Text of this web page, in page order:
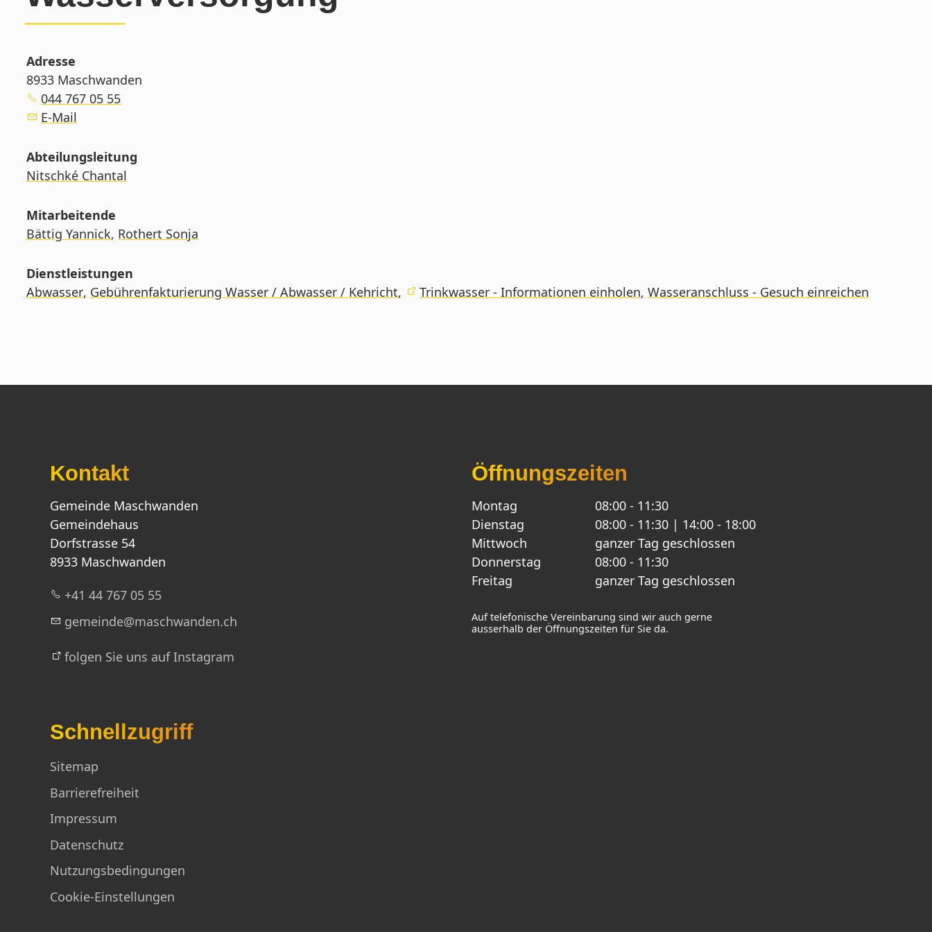
Adresse
8933 Maschwanden
044 767 05 55
E-Mail
Abteilungsleitung
Nitschké Chantal
Mitarbeitende
Bättig Yannick, Rothert Sonja
Dienstleistungen
Abwasser, Gebührenfakturierung Wasser / Abwasser / Kehricht, Trinkwasser - Informationen einholen, Wasseranschluss - Gesuch einreichen
Kontakt
Gemeinde Maschwanden
Gemeindehaus
Dorfstrasse 54
8933 Maschwanden
+41 44 767 05 55
g m nd m schw nd n ch
folgen Sie uns auf Instagram
Öffnungszeiten
Montag
08:00 - 11:30
Dienstag
08:00 - 11:30 | 14:00 - 18:00
Mittwoch
ganzer Tag geschlossen
Donnerstag
08:00 - 11:30
Freitag
ganzer Tag geschlossen
Auf telefonische Vereinbarung sind wir auch gerne
ausserhalb der Öffnungszeiten für Sie da.
Schnellzugriff
Sitemap
Barrierefreiheit
Impressum
Datenschutz
Nutzungsbedingungen
Cookie-Einstellungen